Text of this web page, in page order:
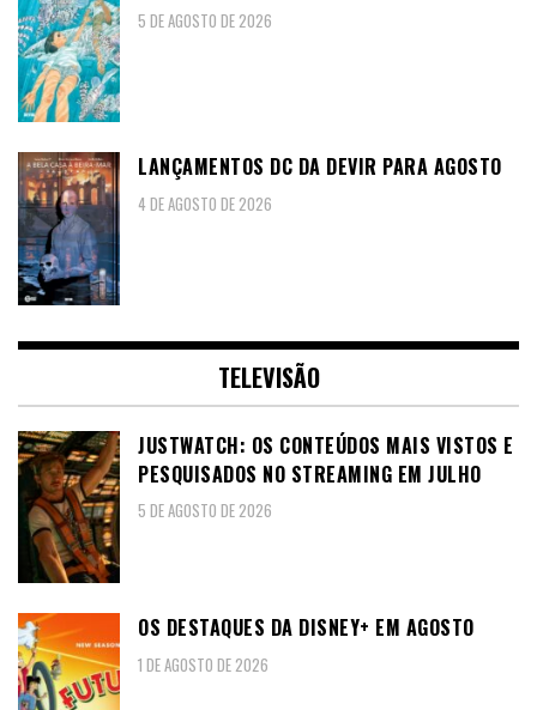
5 DE AGOSTO DE 2026
LANÇAMENTOS DC DA DEVIR PARA AGOSTO
4 DE AGOSTO DE 2026
TELEVISÃO
JUSTWATCH: OS CONTEÚDOS MAIS VISTOS E
PESQUISADOS NO STREAMING EM JULHO
5 DE AGOSTO DE 2026
OS DESTAQUES DA DISNEY+ EM AGOSTO
1 DE AGOSTO DE 2026